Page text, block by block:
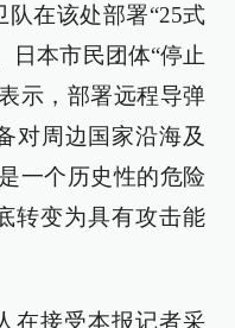
在该处部署“25式
日本市民团体“停止
示，部署远程导弹
对周边国家沿海及
一个历史性的危险
转变为具有攻击能
在接受本报记者采